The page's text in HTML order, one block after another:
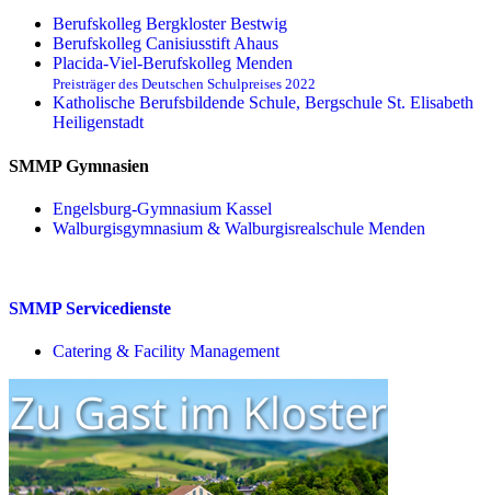
Berufskolleg Bergkloster Bestwig
Berufskolleg Canisiusstift Ahaus
Placida-Viel-Berufskolleg Menden
Preisträger des Deutschen Schulpreises 2022
Katholische Berufsbildende Schule, Bergschule St. Elisabeth
Heiligenstadt
SMMP Gymnasien
Engelsburg-Gymnasium Kassel
Walburgisgymnasium & Walburgisrealschule Menden
SMMP Servicedienste
Catering & Facility Management